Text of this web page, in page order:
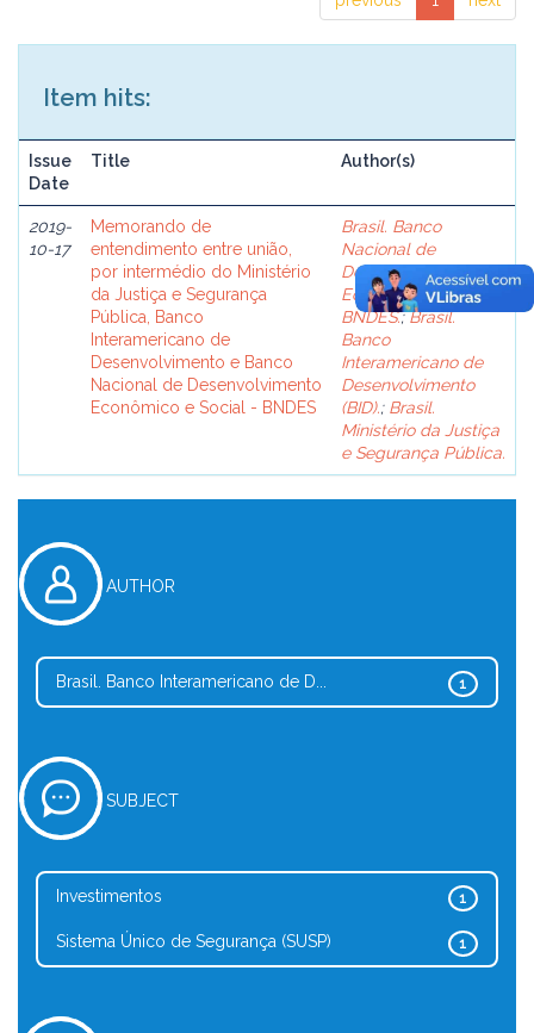
Item hits:
Issue
Date
Title Author(s)
2019-
10-17
Memorando de
entendimento entre união,
por intermédio do Ministério
da Justiça e Segurança
Pública, Banco
Interamericano de
Desenvolvimento e Banco
Nacional de Desenvolvimento
Econômico e Social - BNDES
Brasil. Banco
Nacional de
Desenvolvimento
Econômico e Social -
BNDES.;Brasil.
Banco
Interamericano de
Desenvolvimento
(BID).; Brasil.
Ministério da Justiça
e Segurança Pública.
AUTHOR
1
Brasil. Banco Interamericano de D...
SUBJECT
1
Investimentos
1
Sistema Único de Segurança (SUSP)